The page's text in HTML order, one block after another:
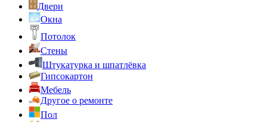
Двери
Окна
Потолок
Стены
Штукатурка и шпатлёвка
Гипсокартон
Мебель
Другое о ремонте
Пол